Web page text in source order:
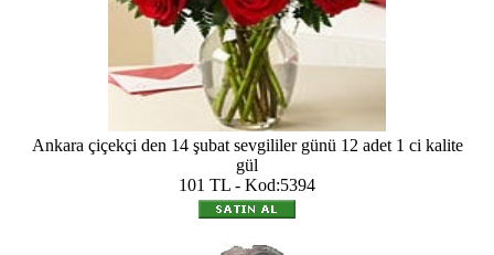
Ankara çiçekçi den 14 şubat sevgililer günü 12 adet 1 ci kalite
gül
101 TL - Kod:5394